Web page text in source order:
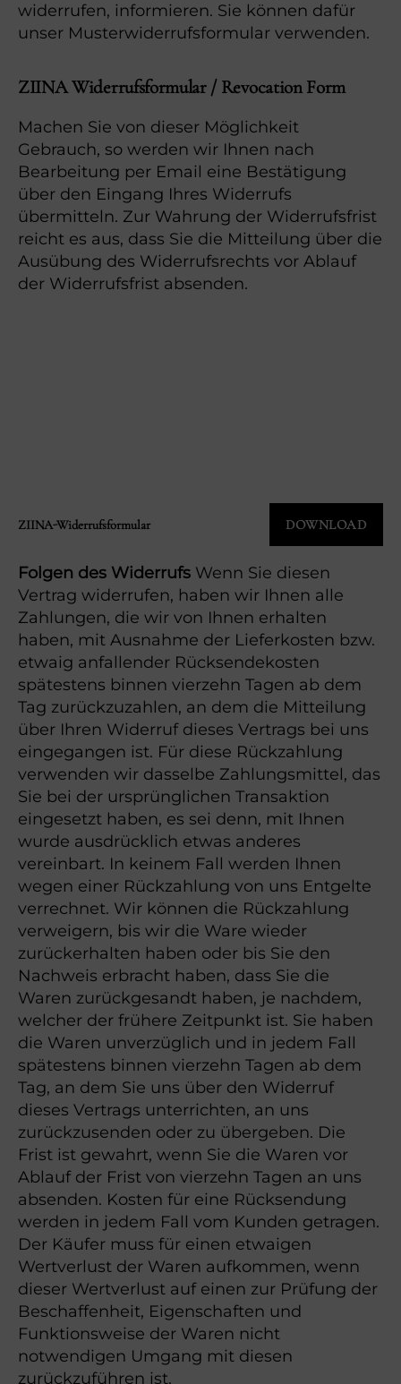
widerrufen, informieren. Sie können dafür
unser Musterwiderrufsformular verwenden.
ZIINA Widerrufsformular / Revocation Form
Machen Sie von dieser Möglichkeit
Gebrauch, so werden wir Ihnen nach
Bearbeitung per Email eine Bestätigung
über den Eingang Ihres Widerrufs
übermitteln. Zur Wahrung der Widerrufsfrist
reicht es aus, dass Sie die Mitteilung über die
Ausübung des Widerrufsrechts vor Ablauf
der Widerrufsfrist absenden.
ZIINA-Widerrufsformular DOWNLOAD
Folgen des Widerrufs Wenn Sie diesen
Vertrag widerrufen, haben wir Ihnen alle
Zahlungen, die wir von Ihnen erhalten
haben, mit Ausnahme der Lieferkosten bzw.
etwaig anfallender Rücksendekosten
spätestens binnen vierzehn Tagen ab dem
Tag zurückzuzahlen, an dem die Mitteilung
über Ihren Widerruf dieses Vertrags bei uns
eingegangen ist. Für diese Rückzahlung
verwenden wir dasselbe Zahlungsmittel, das
Sie bei der ursprünglichen Transaktion
eingesetzt haben, es sei denn, mit Ihnen
wurde ausdrücklich etwas anderes
vereinbart. In keinem Fall werden Ihnen
wegen einer Rückzahlung von uns Entgelte
verrechnet. Wir können die Rückzahlung
verweigern, bis wir die Ware wieder
zurückerhalten haben oder bis Sie den
Nachweis erbracht haben, dass Sie die
Waren zurückgesandt haben, je nachdem,
welcher der frühere Zeitpunkt ist. Sie haben
die Waren unverzüglich und in jedem Fall
spätestens binnen vierzehn Tagen ab dem
Tag, an dem Sie uns über den Widerruf
dieses Vertrags unterrichten, an uns
zurückzusenden oder zu übergeben. Die
Frist ist gewahrt, wenn Sie die Waren vor
Ablauf der Frist von vierzehn Tagen an uns
absenden. Kosten für eine Rücksendung
werden in jedem Fall vom Kunden getragen.
Der Käufer muss für einen etwaigen
Wertverlust der Waren aufkommen, wenn
dieser Wertverlust auf einen zur Prüfung der
Beschaffenheit, Eigenschaften und
Funktionsweise der Waren nicht
notwendigen Umgang mit diesen
zurückzuführen ist.